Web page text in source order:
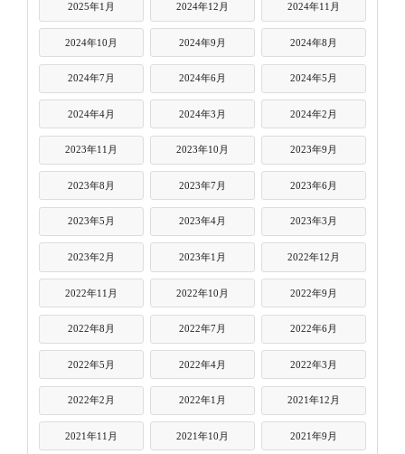
2025年1月 2024年12月 2024年11月
2024年10月 2024年9月 2024年8月
2024年7月 2024年6月 2024年5月
2024年4月 2024年3月 2024年2月
2023年11月 2023年10月 2023年9月
2023年8月 2023年7月 2023年6月
2023年5月 2023年4月 2023年3月
2023年2月 2023年1月 2022年12月
2022年11月 2022年10月 2022年9月
2022年8月 2022年7月 2022年6月
2022年5月 2022年4月 2022年3月
2022年2月 2022年1月 2021年12月
2021年11月 2021年10月 2021年9月